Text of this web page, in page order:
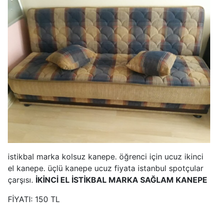
istikbal marka kolsuz kanepe. öğrenci için ucuz ikinci
el kanepe. üçlü kanepe ucuz fiyata istanbul spotçular
çarşısı. İKİNCİ EL İSTİKBAL MARKA SAĞLAM KANEPE
FİYATI: 150 TL